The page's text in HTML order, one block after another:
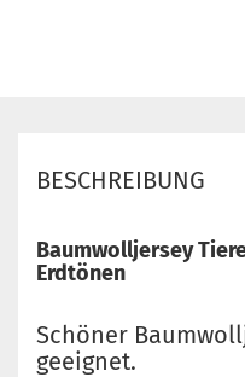
BESCHREIBUNG
Baumwolljersey
Erdtönen
Schöner
geeignet.